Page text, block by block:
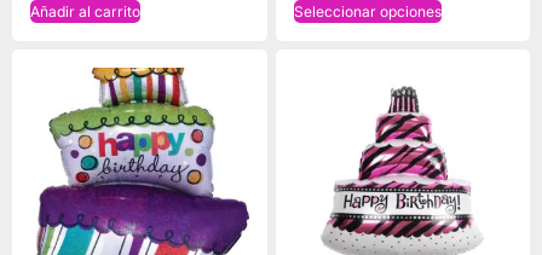
Añadir al carrito Seleccionar opciones